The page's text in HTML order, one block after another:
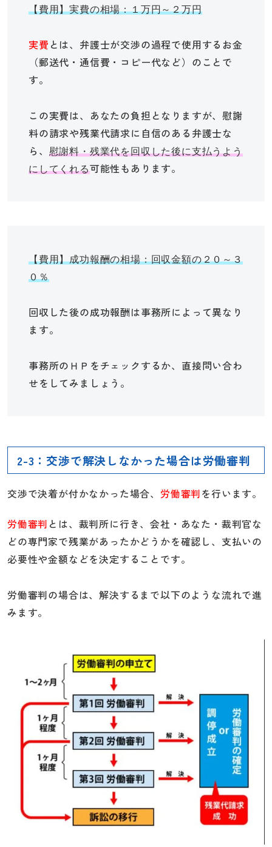
【費用】実費の相場：１万円～２万円
実費 とは、弁護士が交渉の過程で使用するお金
（郵送代・通信費・コピー代など）のことで
す。
この実費は、あなたの負担となりますが、慰謝
料の請求や残業代請求に自信のある弁護士な
ら、
慰謝料・残業代を回収した後に支払うよう
にしてくれる可能性もあります。
【費用】成功報酬の相場：回収金額の２０～３
０％
回収した後の成功報酬は事務所によって異なり
ます。
事務所のＨＰをチェックするか、直接問い合わ
せをしてみましょう。
2-3：交渉で解決しなかった場合は労働審判
交渉で決着が付かなかった場合、 労働審判を行います。
労働審判 とは、裁判所に行き、会社・あなた・裁判官な
どの専門家で残業があったかどうかを確認し、支払いの
必要性や金額などを決定することです。
労働審判の場合は、解決するまで以下のような流れで進
みます。